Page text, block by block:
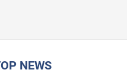
TOP NEWS